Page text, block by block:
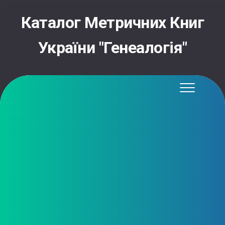
contentКаталог Метричних Книг
України "Генеалогія"